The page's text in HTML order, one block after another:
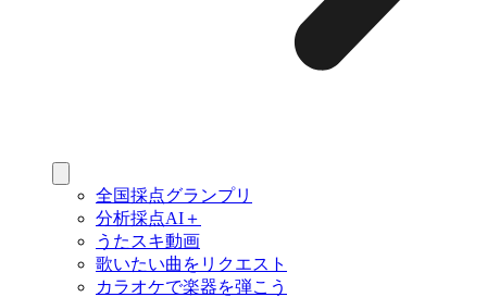
全国採点グランプリ
分析採点AI＋
うたスキ動画
歌いたい曲をリクエスト
カラオケで楽器を弾こう